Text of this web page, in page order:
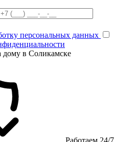
персональных данных
Работаем 24/7